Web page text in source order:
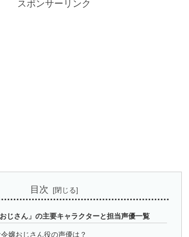
スポンサーリンク
目次
おじさん」の主要キャラクターと担当声優一覧
嬢おじさん役の声優は？